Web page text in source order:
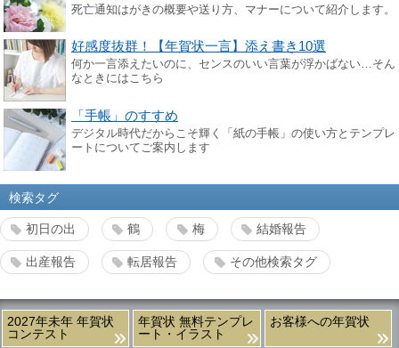
死亡通知はがきの概要や送り方、マナーについて紹介します。
好感度抜群！【年賀状一言】添え書き10選
何か一言添えたいのに、センスのいい言葉が浮かばない…そん
なときにはこちら
「手帳」のすすめ
デジタル時代だからこそ輝く「紙の手帳」の使い方とテンプレ
ートについてご案内します
検索タグ
初日の出 鶴 梅 結婚報告
出産報告 転居報告 その他検索タグ
2027年未年 年賀状
コンテスト
年賀状 無料テンプレ
ート・イラスト
お客様への年賀状